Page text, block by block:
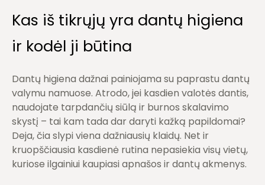
Kas iš tikrųjų yra dantų higiena
ir kodėl ji būtina
Dantų higiena dažnai painiojama su paprastu dantų
valymu namuose. Atrodo, jei kasdien valotės dantis,
naudojate tarpdančių siūlą ir burnos skalavimo
skystį – tai kam tada dar daryti kažką papildomai?
Deja, čia slypi viena dažniausių klaidų. Net ir
kruopščiausia kasdienė rutina nepasiekia visų vietų,
kuriose ilgainiui kaupiasi apnašos ir dantų akmenys.